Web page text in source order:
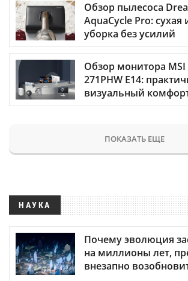
Обзор пылесоса
AquaCycle Pro: сухая
уборка без усилий
Обзор монитора MSI
271PHW E14:
визуальный
ПОКАЗАТЬ ЕЩЕ
НАУКА
Почему эволюция
на миллионы лет,
внезапно